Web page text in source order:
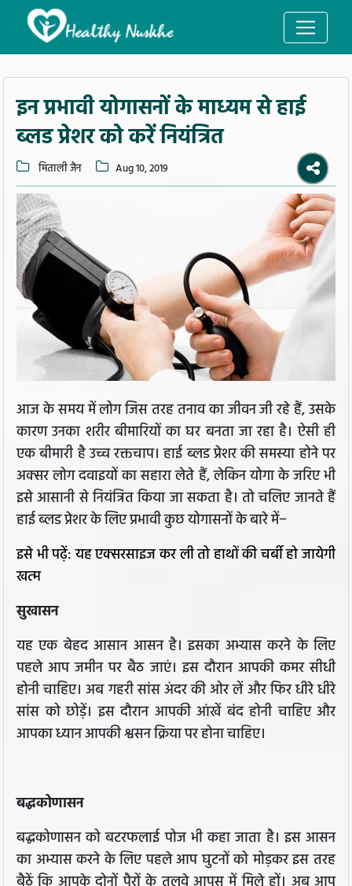
इन प्रभावी योगासनों के माध्यम से हाई
ब्लड प्रेशर को करें नियंत्रित
मिताली जैन Aug 10, 2019
आज के समय में लोग जिस तरह तनाव का जीवन जी रहे हैं, उसके
कारण उनका शरीर बीमारियों का घर बनता जा रहा है। ऐसी ही
एक बीमारी है उच्च रक्तचाप। हाई ब्लड प्रेशर की समस्या होने पर
अक्सर लोग दवाइयों का सहारा लेते हैं, लेकिन योगा के जरिए भी
इसे आसानी से नियंत्रित किया जा सकता है। तो चलिए जानते हैं
हाई ब्लड प्रेशर के लिए प्रभावी कुछ योगासनों के बारे में−
इसे भी पढ़ें: यह एक्सरसाइज कर ली तो हाथों की चर्बी हो जायेगी
खत्म
सुखासन
यह एक बेहद आसान आसन है। इसका अभ्यास करने के लिए
पहले आप जमीन पर बैठ जाएं। इस दौरान आपकी कमर सीधी
होनी चाहिए। अब गहरी सांस अंदर की ओर लें और फिर धीरे धीरे
सांस को छोड़ें। इस दौरान आपकी आंखें बंद होनी चाहिए और
आपका ध्यान आपकी श्वसन क्रिया पर होना चाहिए।
बद्धकोणासन
बद्धकोणासन को बटरफलाई पोज भी कहा जाता है। इस आसन
का अभ्यास करने के लिए पहले आप घुटनों को मोड़कर इस तरह